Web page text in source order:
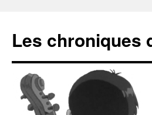
Les chroniques